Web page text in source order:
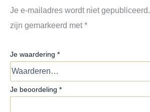
Je e-mailadres wordt niet gepubliceerd.
zijn gemarkeerd met*
Je waardering *
Je beoordeling *